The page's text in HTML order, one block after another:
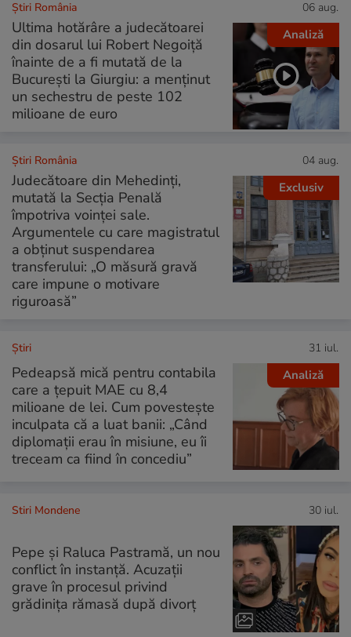
Analiză
Știri România 06 aug.
Ultima hotărâre a judecătoarei
din dosarul lui Robert Negoiță
înainte de a fi mutată de la
București la Giurgiu: a menținut
un sechestru de peste 102
milioane de euro
Exclusiv
Știri România 04 aug.
Judecătoare din Mehedinți,
mutată la Secția Penală
împotriva voinței sale.
Argumentele cu care magistratul
a obținut suspendarea
transferului: „O măsură gravă
care impune o motivare
riguroasă”
Analiză
Ştiri 31 iul.
Pedeapsă mică pentru contabila
care a țepuit MAE cu 8,4
milioane de lei. Cum povestește
inculpata că a luat banii: „Când
diplomații erau în misiune, eu îi
treceam ca fiind în concediu”
Stiri Mondene 30 iul.
Pepe și Raluca Pastramă, un nou
conflict în instanță. Acuzații
grave în procesul privind
grădinița rămasă după divorț